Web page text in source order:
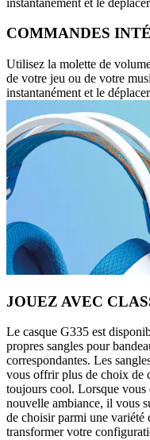
COMMANDES
Utilisez la molette de
de votre jeu ou de votre
instantanément et le
JOUEZ AVEC
Le casque G335 est
propres sangles pour
correspondantes. Les
vous offrir plus de choix de
toujours cool. Lorsque vous
nouvelle ambiance, il vous
de choisir parmi une variété
transformer votre